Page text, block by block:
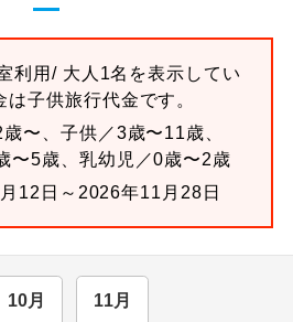
利用/ 大人1名を表示してい
子供旅行代金です。
〜、子供／3歳〜11歳、
〜5歳、乳幼児／0歳〜2歳
12日～2026年11月28日
10月 11月